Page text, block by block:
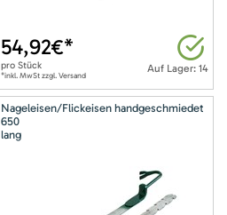
Auf Lager: 14
54,92€*
pro Stück
*inkl. MwSt zzgl. Versand
Nageleisen/Flickeisen handgeschmiedet
650
lang